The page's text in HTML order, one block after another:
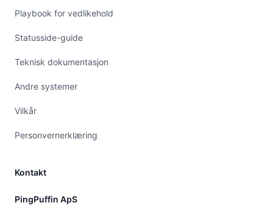
Playbook for vedlikehold
Statusside-guide
Teknisk dokumentasjon
Andre systemer
Vilkår
Personvernerklæring
Kontakt
PingPuffin ApS